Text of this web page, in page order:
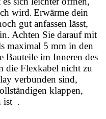
wird. Erwärme dein
gut anfassen lässt,
Achten Sie darauf mit
maximal 5 mm in den
Bauteile im Inneren des
die Flexkabel nicht zu
verbunden sind,
klappen,
ist
.